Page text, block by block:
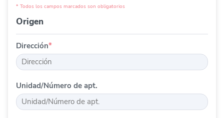
* Todos los campos marcados son obligatorios
Origen
Dirección*
Unidad/Número de apt.